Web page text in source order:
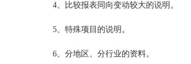
4、比较报表同向变动较大的说明。
5、特殊项目的说明。
6、分地区、分行业的资料。